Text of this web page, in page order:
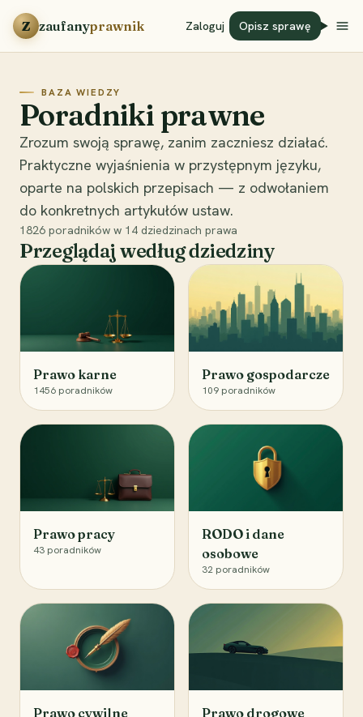
Przejdź do treści
Z zaufanyprawnik Zaloguj Opisz sprawę
BAZA WIEDZY
Poradniki prawne
Zrozum swoją sprawę, zanim zaczniesz działać.
Praktyczne wyjaśnienia w przystępnym języku,
oparte na polskich przepisach — z odwołaniem
do konkretnych artykułów ustaw.
1826 poradników w 14 dziedzinach prawa
Przeglądaj według dziedziny
Prawo karne
1456 poradników
Prawo gospodarcze
109 poradników
Prawo pracy
43 poradników
RODO i dane
osobowe
32 poradników
Prawo cywilne Prawo drogowe